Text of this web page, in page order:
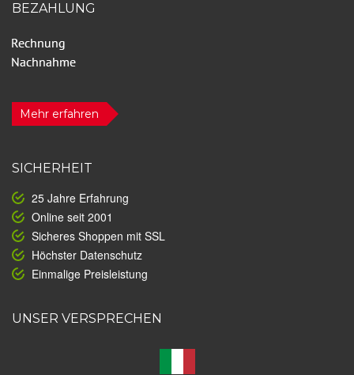
BEZAHLUNG
Mehr erfahren
SICHERHEIT
25 Jahre Erfahrung
Online seit 2001
Sicheres Shoppen mit SSL
Höchster Datenschutz
Einmalige Preisleistung
UNSER VERSPRECHEN